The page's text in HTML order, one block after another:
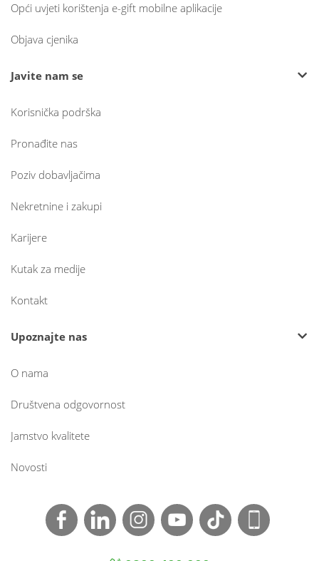
Opći uvjeti korištenja e-gift mobilne aplikacije
Objava cjenika
Javite nam se
Korisnička podrška
Pronađite nas
Poziv dobavljačima
Nekretnine i zakupi
Karijere
Kutak za medije
Kontakt
Upoznajte nas
O nama
Društvena odgovornost
Jamstvo kvalitete
Novosti